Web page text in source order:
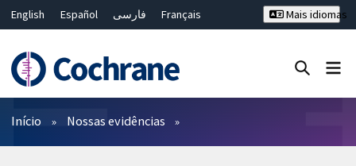
English Español فارسی
Français
Bahasa Malaysia
ไทย 繁體中文
Mais idiomas
Filtros
Início Nossas evidências